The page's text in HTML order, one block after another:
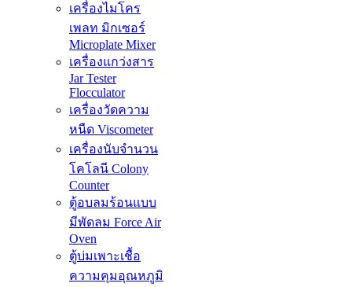
เครื่องไมโคร
เพลท มิกเซอร์
Microplate Mixer
เครื่องแกว่งสาร
Jar Tester
Flocculator
เครื่องวัดความ
หนืด Viscometer
เครื่องนับจำนวน
โคโลนี Colony
Counter
ตู้อบลมร้อนแบบ
มีพัดลม Force Air
Oven
ตู้บ่มเพาะเชื้อ
ความคุมอุณหภูมิ